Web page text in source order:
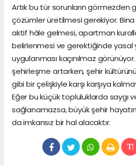
Artık bu tür sorunların görmezden
çözümler üretilmesi gerekiyor.
aktif hâle gelmesi, apartman
belirlenmesi ve gerektiğinde yasal
uygulanması kaçınılmaz
şehirleşme artarken, şehir
gibi bir çelişkiyle karşı karşıya
Eğer bu küçük topluluklarda saygı
sağlanamazsa, büyük şehir
da imkansız bir hal alacaktır.